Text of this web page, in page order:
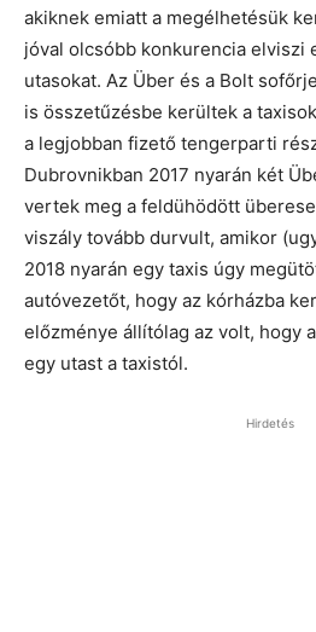
akiknek emiatt a megélhetésük
jóval olcsóbb konkurencia elviszi
utasokat. Az Über és a Bolt
is összetűzésbe kerültek a
a legjobban fizető tengerparti
Dubrovnikban 2017 nyarán két
vertek meg a feldühödött
viszály tovább durvult, amikor
2018 nyarán egy taxis úgy
autóvezetőt, hogy az kórházba
előzménye állítólag az volt, hogy
egy utast a taxistól.
Hirdetés